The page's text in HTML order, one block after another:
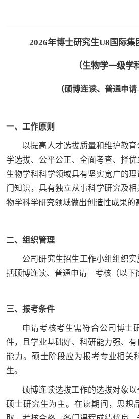
2026年博士研究生U8国际集
（生物学一级学
（硕博连读、普通申
一、工作原则
以提高人才选拔质量和维护教
学选拔、公平公正、全面考查、择
生物学科科学领域具有坚实宽广的
门知识，具有独立从事科学研究及
物学科学研究领域做出创造性成果的
二、组织管理
公司研究生招生工作小组组织
括硕博连读、普通申请—考核（以下
三、报考条件
申请考核考生需符合公司博士
件，且学业基础好、科研能力强、
能力。硕士阶段应为报考专业相关
生。
硕博连读选拔工作的选拔对象
硕士研究生为主。在读期间，思想